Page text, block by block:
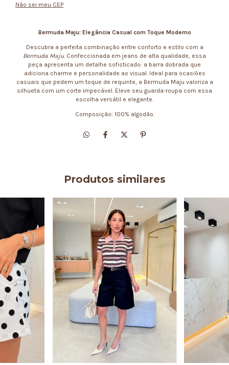
Não sei meu CEP
Bermuda Maju: Elegância Casual com Toque Moderno
Descubra a perfeita combinação entre conforto e estilo com a
Bermuda Maju. Confeccionada em jeans de alta qualidade, essa
peça apresenta um detalhe sofisticado: a barra dobrada que
adiciona charme e personalidade ao visual. Ideal para ocasiões
casuais que pedem um toque de requinte, a Bermuda Maju valoriza a
silhueta com um corte impecável. Eleve seu guarda-roupa com essa
escolha versátil e elegante.
Composição: 100% algodão.
Produtos similares